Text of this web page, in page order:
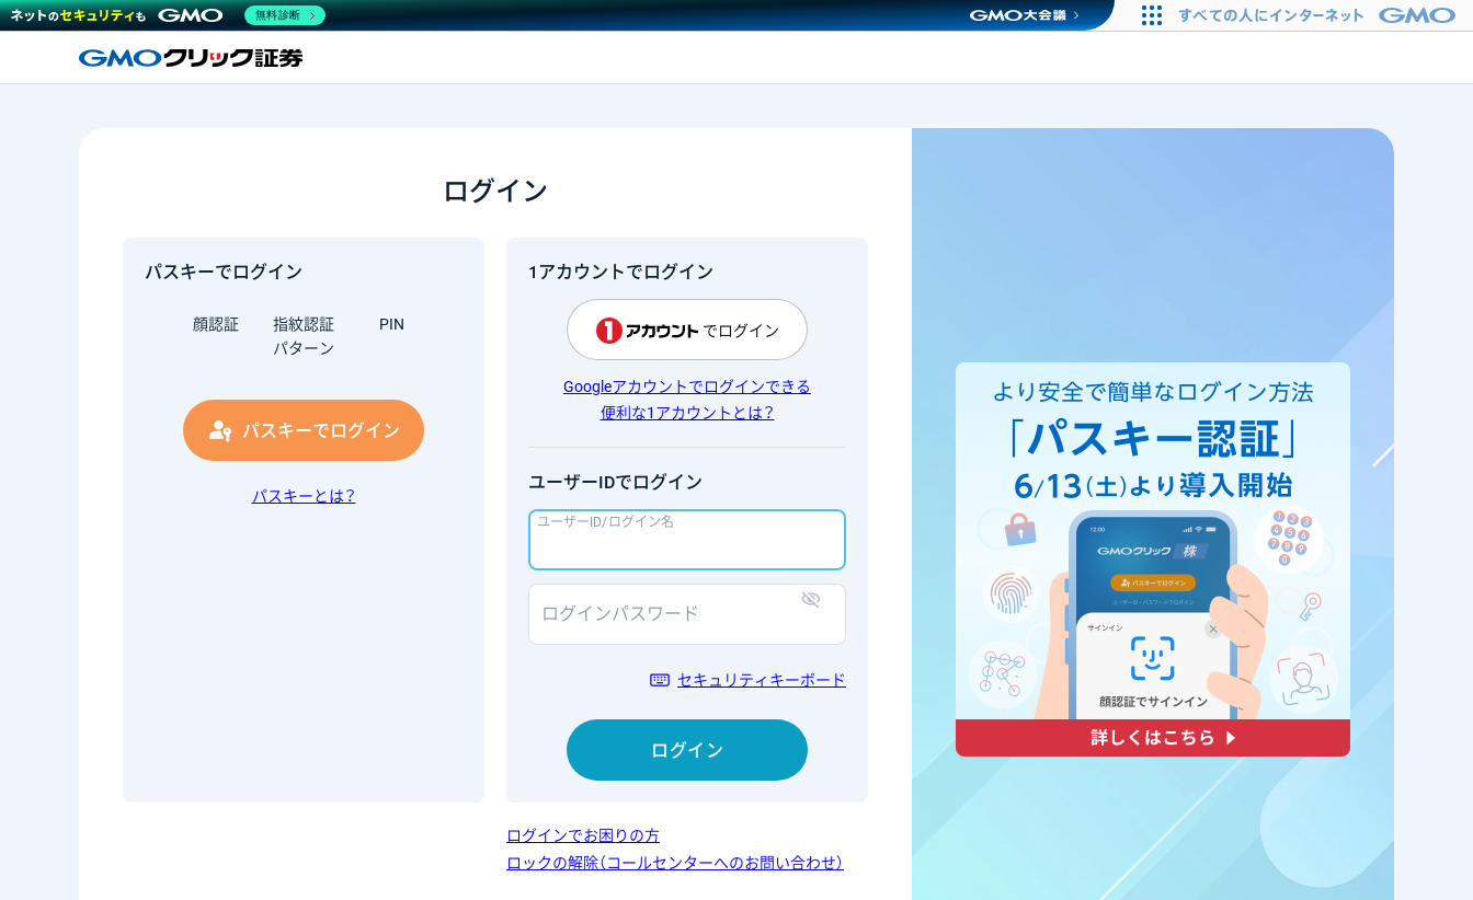
ログイン
パスキーでログイン
顔認証 指紋認証
PIN
パターン
パスキーでログイン
パスキーとは？
1アカウントでログイン
でログイン
Googleアカウントでログインできる
便利な1アカウントとは？
ユーザーIDでログイン
ユーザーID/ログイン名
ログインパスワード
セキュリティキーボード
ログイン
ログインでお困りの方
ロックの解除（コールセンターへのお問い合わせ）
無料診断